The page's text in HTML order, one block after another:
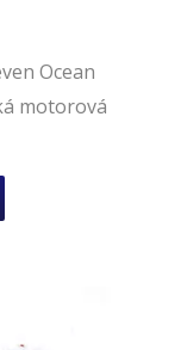
Ocean
motorová